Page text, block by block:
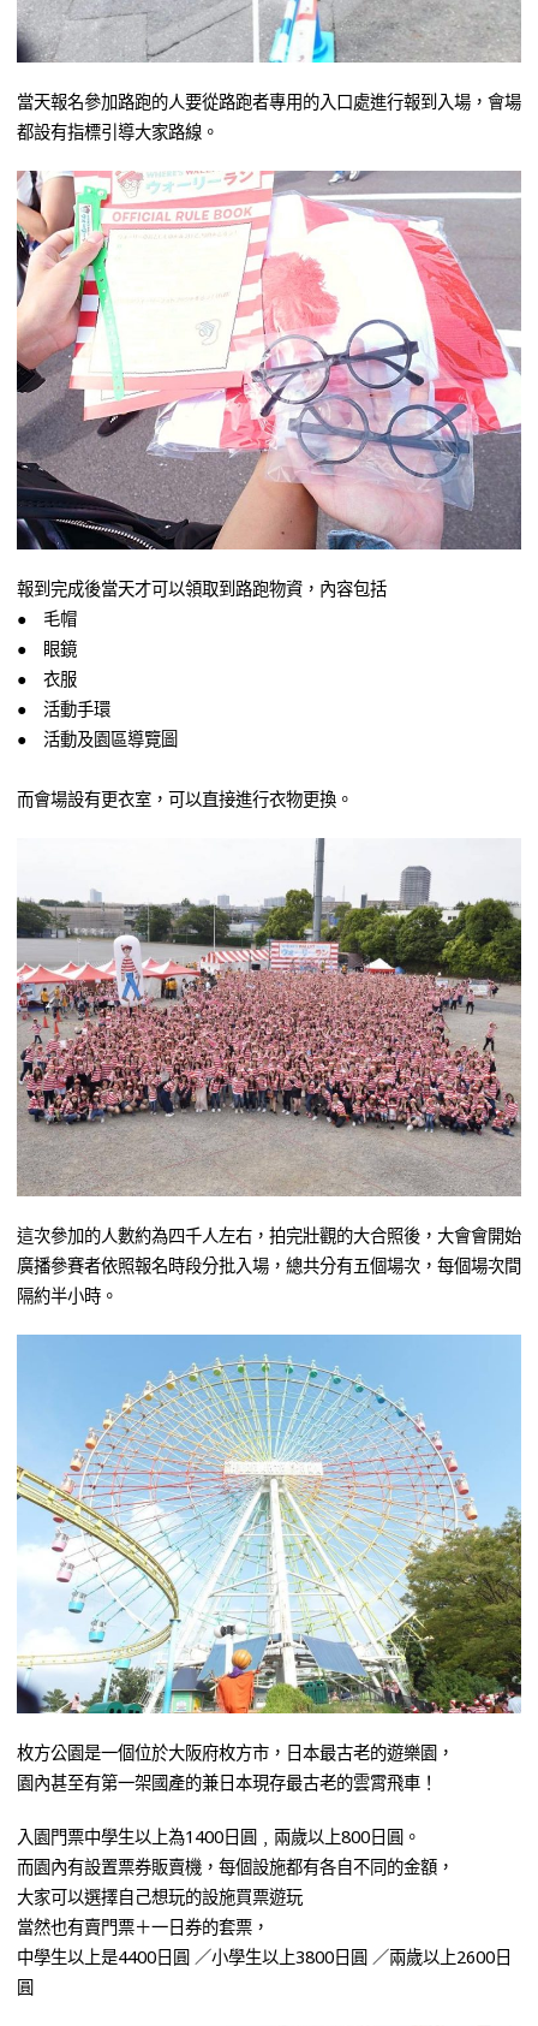
當天報名參加路跑的人要從路跑者專用的入口處進行報到入場，會場
都設有指標引導大家路線。
報到完成後當天才可以領取到路跑物資，內容包括
● 毛帽
● 眼鏡
● 衣服
● 活動手環
● 活動及園區導覽圖
而會場設有更衣室，可以直接進行衣物更換。
這次參加的人數約為四千人左右，拍完壯觀的大合照後，大會會開始
廣播參賽者依照報名時段分批入場，總共分有五個場次，每個場次間
隔約半小時。
枚方公園是一個位於大阪府枚方市，日本最古老的遊樂園，
園內甚至有第一架國產的兼日本現存最古老的雲霄飛車！
入園門票中學生以上為1400日圓﹐兩歲以上800日圓。
而園內有設置票券販賣機，每個設施都有各自不同的金額，
大家可以選擇自己想玩的設施買票遊玩
當然也有賣門票＋一日券的套票，
中學生以上是4400日圓 ／小學生以上3800日圓 ／兩歲以上2600日
圓